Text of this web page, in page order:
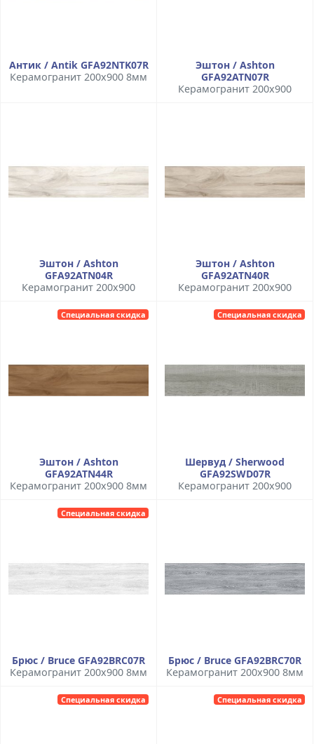
Антик / Antik GFA92NTK07R
Керамогранит 200x900 8мм
Эштон / Ashton
GFA92ATN07R
Керамогранит 200x900
Эштон / Ashton
GFA92ATN04R
Керамогранит 200x900
Эштон / Ashton
GFA92ATN40R
Керамогранит 200x900
Специальная скидка
Эштон / Ashton
GFA92ATN44R
Керамогранит 200x900 8мм
Специальная скидка
Шервуд / Sherwood
GFA92SWD07R
Керамогранит 200x900
Специальная скидка
Брюс / Bruce GFA92BRC07R
Керамогранит 200x900 8мм
Брюс / Bruce GFA92BRC70R
Керамогранит 200x900 8мм
Специальная скидка Специальная скидка